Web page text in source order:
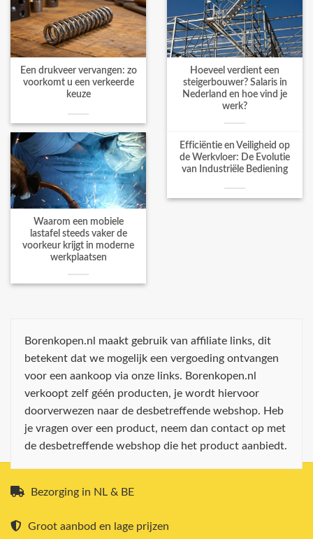
Een drukveer vervangen: zo
voorkomt u een verkeerde
keuze
Hoeveel verdient een
steigerbouwer? Salaris in
Nederland en hoe vind je
werk?
Waarom een mobiele
lastafel steeds vaker de
voorkeur krijgt in moderne
werkplaatsen
Efficiëntie en Veiligheid op
de Werkvloer: De Evolutie
van Industriële Bediening
Borenkopen.nl maakt gebruik van affiliate links, dit
betekent dat we mogelijk een vergoeding ontvangen
voor een aankoop via onze links. Borenkopen.nl
verkoopt zelf géén producten, je wordt hiervoor
doorverwezen naar de desbetreffende webshop. Heb
je vragen over een product, neem dan contact op met
de desbetreffende webshop die het product aanbiedt.
Bezorging in NL & BE
Groot aanbod en lage prijzen